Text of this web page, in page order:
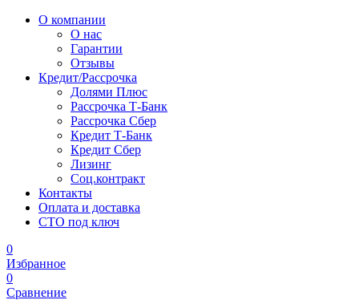
О компании
О нас
Гарантии
Отзывы
Кредит/Рассрочка
Долями Плюс
Рассрочка Т-Банк
Рассрочка Сбер
Кредит Т-Банк
Кредит Сбер
Лизинг
Соц.контракт
Контакты
Оплата и доставка
СТО под ключ
0
Избранное
0
Сравнение